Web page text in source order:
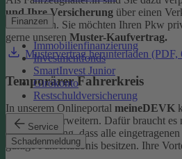
Finanzen
Immobilienfinanzierung
Investmentfonds
SmartInvest Junior
Girokonto
Restschuldversicherung
Service
Schadenmeldung
und Ihre Versicherung über einen
informieren. Sie möchten Ihren Pkw
gerne unseren Muster-Kaufvertrag.
Mustervertrag herunterladen
Temporärer Fahrerkreis
In unserem Onlineportal meineDEVK
Fahrerkreis erweitern. Dafür braucht
die Bestätigung, dass alle
gültige Fahrerlaubnis besitzen. Ihre